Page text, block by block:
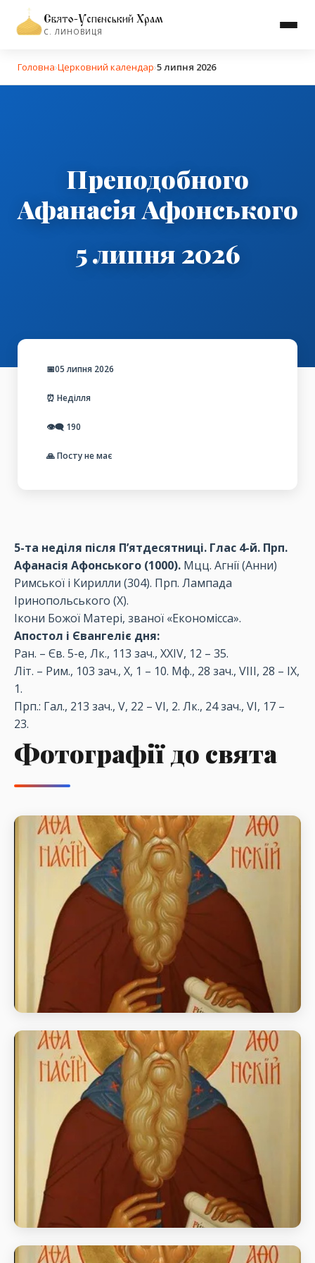
Свято-Успенський Храм
С. ЛИНОВИЦЯ
Головна›Церковний календар›5 липня 2026
Преподобного
Афанасія Афонського
5 липня 2026
📅05 липня 2026
⏰ Неділля
👁️‍🗨️ 190
🙏 Посту не має
5-та неділя після П’ятдесятниці. Глас 4-й. Прп.
Афанасія Афонського (1000). Мцц. Агнії (Анни)
Римської і Кирилли (304). Прп. Лампада
Іринопольського (Х).
Ікони Божої Матері, званої «Економісса».
Апостол і Євангеліє дня:
Ран. – Єв. 5-е, Лк., 113 зач., XXIV, 12 – 35.
Літ. – Рим., 103 зач., X, 1 – 10. Мф., 28 зач., VIII, 28 – IX,
1.
Прп.: Гал., 213 зач., V, 22 – VI, 2. Лк., 24 зач., VI, 17 –
23.
Фотографії до свята
Преподобний Афанасій Афонський
день пам’яті Преподобного Афанасія Афонського
Преподобний Афанасій Афонський